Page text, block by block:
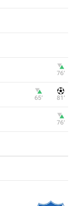
76‎’‎
65‎’‎ 81‎’‎
76‎’‎